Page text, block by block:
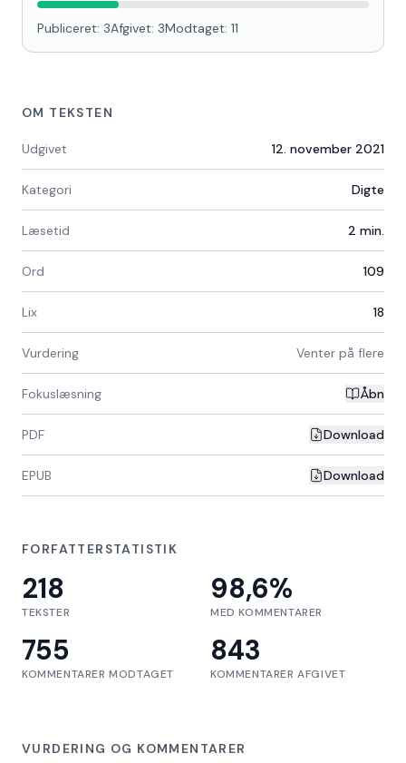
Publiceret: 3Afgivet: 3Modtaget: 11
OM TEKSTEN
Udgivet 12. november 2021
Kategori Digte
Læsetid 2 min.
Ord 109
Lix 18
Vurdering Venter på flere
Fokuslæsning Åbn
PDF Download
EPUB Download
FORFATTERSTATISTIK
218
TEKSTER
98,6%
MED KOMMENTARER
755
KOMMENTARER MODTAGET
843
KOMMENTARER AFGIVET
VURDERING OG KOMMENTARER